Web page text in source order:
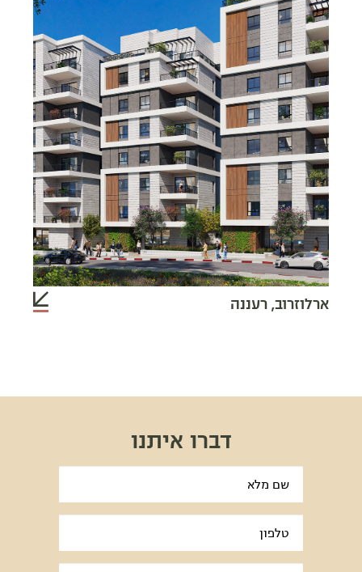
ארלוזרוב, רעננה
דברו איתנו
מלאו
טופס
דברו